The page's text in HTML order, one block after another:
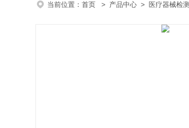
当前位置： 首页 > 产品中心 > 医疗器械检测